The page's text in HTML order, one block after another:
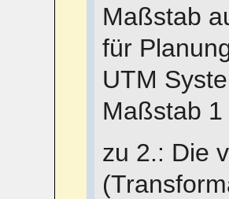
Maßstab
für
UTM
Maßstab 1
zu 2.: Die